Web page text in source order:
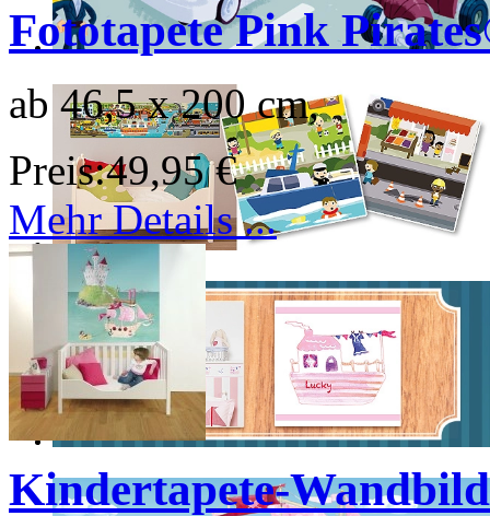
Fototapete Pink
ab 46,5 x 200 cm,
Preis:49,95 €
Mehr Details ...
Kindertapete-